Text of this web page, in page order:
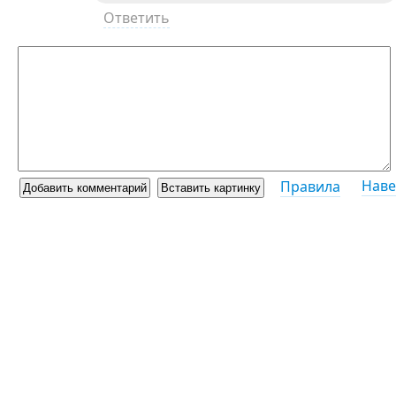
Ответить
Правила